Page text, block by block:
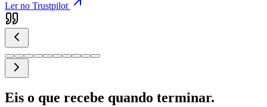
Ler no Trustpilot
Eis o que recebe quando terminar.